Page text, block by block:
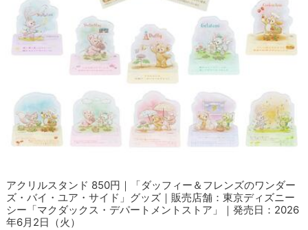
アクリルスタンド 850円｜「ダッフィー＆フレンズのワンダー
ズ・バイ・ユア・サイド」グッズ｜販売店舗：東京ディズニー
シー「マクダックス・デパートメントストア」｜発売日：2026
年6月2日（火）